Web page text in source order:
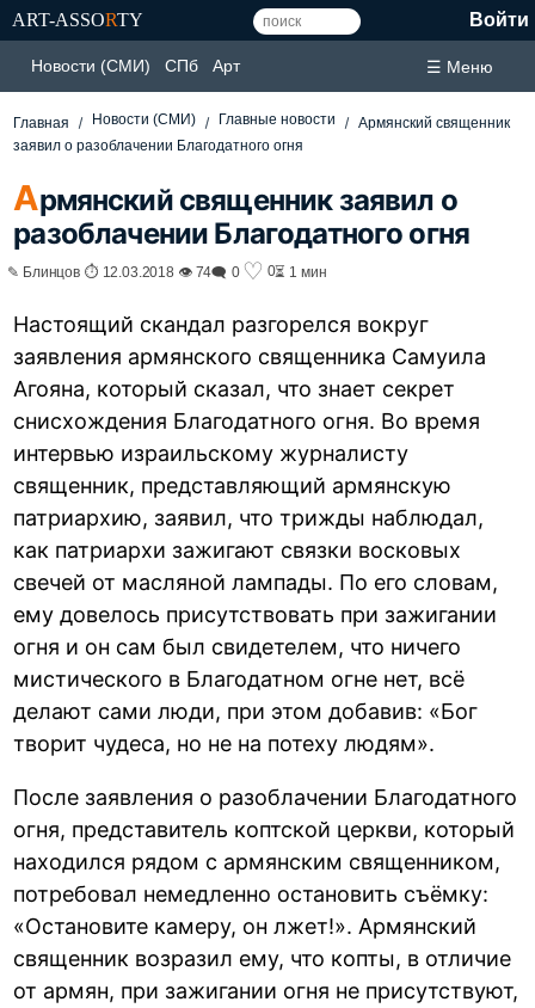
ART-ASSORTY Войти
Новости (СМИ) СПб Арт ☰ Меню
Главная Новости (СМИ) Главные новости
Армянский священник
заявил о разоблачении Благодатного огня
Армянский священник заявил о
разоблачении Благодатного огня
✎ Блинцов ⏱ 12.03.2018 👁 74🗨 0 ♡ 0⏳ 1 мин
Настоящий скандал разгорелся вокруг
заявления армянского священника Самуила
Агояна, который сказал, что знает секрет
снисхождения Благодатного огня. Во время
интервью израильскому журналисту
священник, представляющий армянскую
патриархию, заявил, что трижды наблюдал,
как патриархи зажигают связки восковых
свечей от масляной лампады. По его словам,
ему довелось присутствовать при зажигании
огня и он сам был свидетелем, что ничего
мистического в Благодатном огне нет, всё
делают сами люди, при этом добавив: «Бог
творит чудеса, но не на потеху людям».
После заявления о разоблачении Благодатного
огня, представитель коптской церкви, который
находился рядом с армянским священником,
потребовал немедленно остановить съёмку:
«Остановите камеру, он лжет!». Армянский
священник возразил ему, что копты, в отличие
от армян, при зажигании огня не присутствуют,